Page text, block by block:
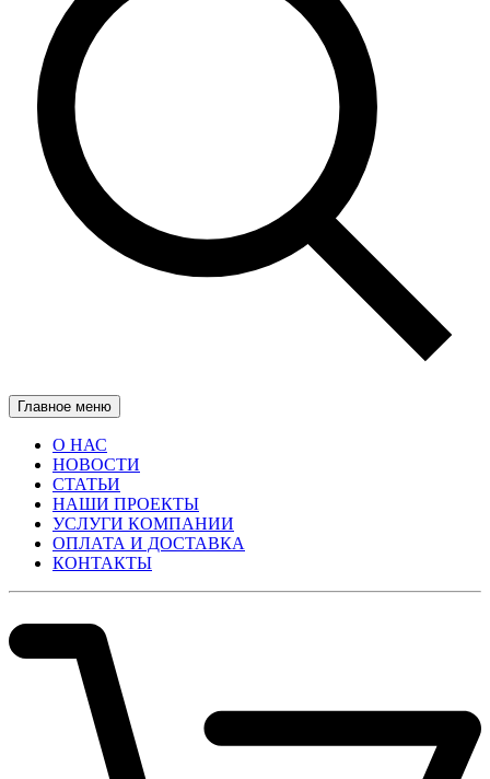
Главное меню
О НАС
НОВОСТИ
СТАТЬИ
НАШИ ПРОЕКТЫ
УСЛУГИ КОМПАНИИ
ОПЛАТА И ДОСТАВКА
КОНТАКТЫ